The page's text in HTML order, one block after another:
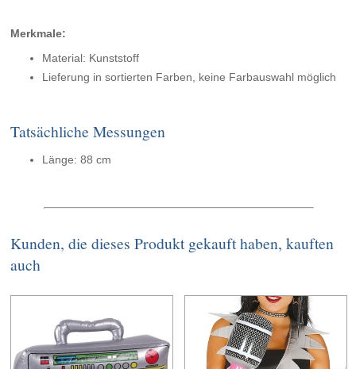
Merkmale:
Material: Kunststoff
Lieferung in sortierten Farben, keine Farbauswahl möglich
Tatsächliche Messungen
Länge: 88 cm
Kunden, die dieses Produkt gekauft haben, kauften
auch